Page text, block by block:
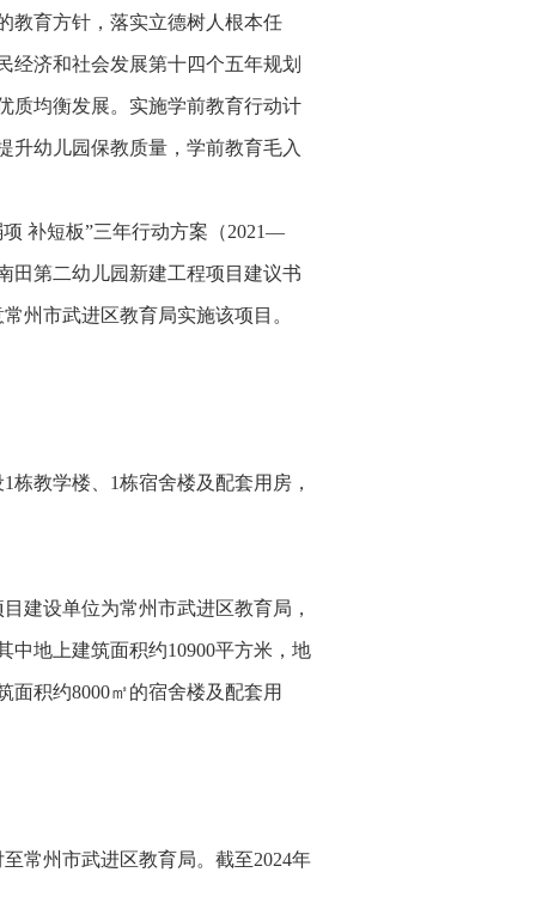
教育方针，落实立德树人根本任
经济和社会发展第十四个五年规划
质均衡发展。实施学前教育行动计
升幼儿园保教质量，学前教育毛入
补短板”三年行动方案（2021—
田第二幼儿园新建工程项目建议书
州市武进区教育局实施该项目。
教学楼、1栋宿舍楼及配套用房，
建设单位为常州市武进区教育局，
中地上建筑面积约10900平方米，地
面积约8000㎡的宿舍楼及配套用
常州市武进区教育局。截至2024年